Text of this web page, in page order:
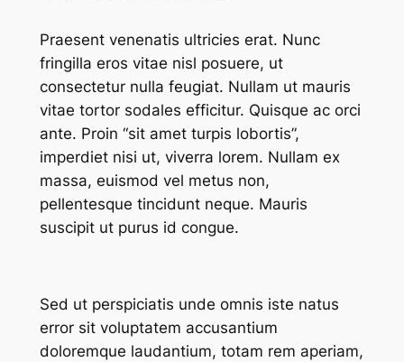
Praesent venenatis ultricies erat. Nunc
fringilla eros vitae nisl posuere, ut
consectetur nulla feugiat. Nullam ut mauris
vitae tortor sodales efficitur. Quisque ac orci
ante. Proin “sit amet turpis lobortis”,
imperdiet nisi ut, viverra lorem. Nullam ex
massa, euismod vel metus non,
pellentesque tincidunt neque. Mauris
suscipit ut purus id congue.
Sed ut perspiciatis unde omnis iste natus
error sit voluptatem accusantium
doloremque laudantium, totam rem aperiam,